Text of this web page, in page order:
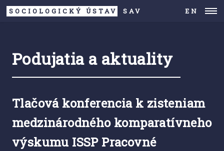
SOCIOLOGICKÝ ÚSTAV SAV EN
Podujatia a aktuality
Tlačová konferencia k zisteniam
medzinárodného komparatívneho
výskumu ISSP Pracovné